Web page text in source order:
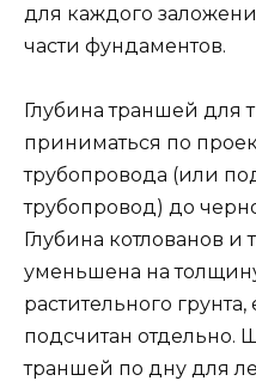
для каждого
части фундаментов.
Глубина траншей для
приниматься по
трубопровода (или
трубопровод) до
Глубина котлованов
уменьшена на
растительного
подсчитан отдельно.
траншей по дну для